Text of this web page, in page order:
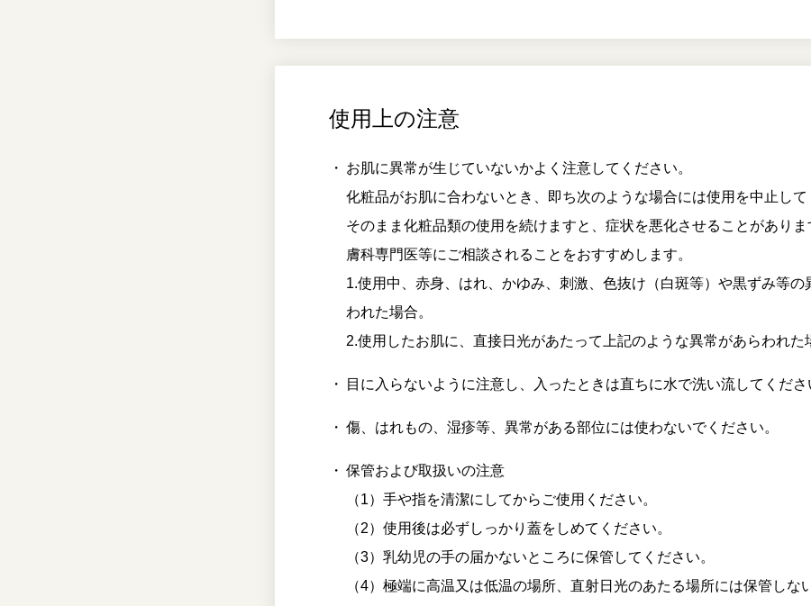
使用上の注意
お肌に異常が生じていないかよく注意してください。
化粧品がお肌に合わないとき、即ち次のような場合には使用を中止して
そのまま化粧品類の使用を続けますと、症状を悪化させることがありま
膚科専門医等にご相談されることをおすすめします。
1.使用中、赤身、はれ、かゆみ、刺激、色抜け（白斑等）や黒ずみ等の
われた場合。
2.使用したお肌に、直接日光があたって上記のような異常があらわれた
目に入らないように注意し、入ったときは直ちに水で洗い流してくださ
傷、はれもの、湿疹等、異常がある部位には使わないでください。
保管および取扱いの注意
（1）手や指を清潔にしてからご使用ください。
（2）使用後は必ずしっかり蓋をしめてください。
（3）乳幼児の手の届かないところに保管してください。
（4）極端に高温又は低温の場所、直射日光のあたる場所には保管しな